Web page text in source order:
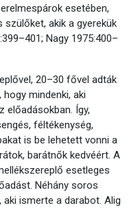
esetében,
szülőket, akik a gyerekük
Nagy 1975:400–
20–30 fővel adták
mindenki, aki
előadásokban. Így,
féltékenység,
is be lehetett vonni a
barátnők kedvéért. A
esetleges
Néhány soros
ismerte a darabot. Alig